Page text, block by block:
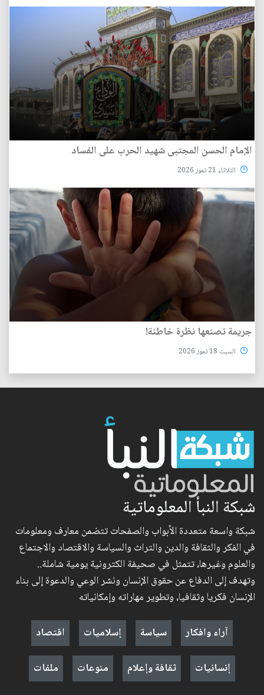
الإمام الحسن المجتبى شهيد الحرب على الفساد
الثلاثاء 21 تموز 2026
جريمة تصنعها نظرة خاطئة!
السبت 18 تموز 2026
شبكة النبأ المعلوماتية
شبكة واسعة متعددة الأبواب والصفحات تتضمن معارف ومعلومات
في الفكر والثقافة والدين والتراث والسياسة والاقتصاد والاجتماع
والعلوم وغيرها، تتمثل في صحيفة الكترونية يومية شاملة..
وتهدف إلى الدفاع عن حقوق الإنسان ونشر الوعي والدعوة إلى بناء
الإنسان فكريا وثقافيا، وتطوير مهاراته وإمكانياته
آراء وافكار
سياسة إسلاميات
اقتصاد
إنسانيات
ثقافة وإعلام منوعات ملفات